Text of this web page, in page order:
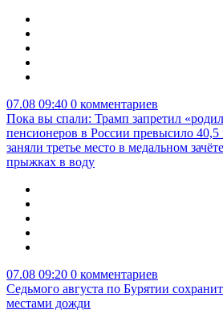
07.08 09:40 0 комментариев
Пока вы спали: Трамп запретил
пенсионеров в России превысило
заняли третье место в медальном
прыжках в воду
07.08 09:20 0 комментариев
Седьмого августа по Бурятии
местами дожди